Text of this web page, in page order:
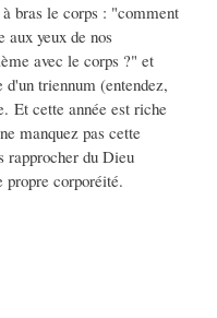
bras le corps : "comment
aux yeux de nos
avec le corps ?" et
d'un triennum (entendez,
Et cette année est riche
manquez pas cette
rapprocher du Dieu
propre corporéité.